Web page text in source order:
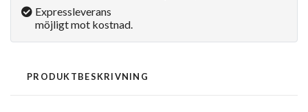
Expressleverans
möjligt mot kostnad.
PRODUKTBESKRIVNING